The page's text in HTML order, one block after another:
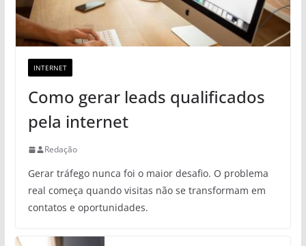
INTERNET
Como gerar leads qualificados
pela internet
Redação
Gerar tráfego nunca foi o maior desafio. O problema
real começa quando visitas não se transformam em
contatos e oportunidades.